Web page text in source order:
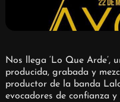
Nos llega ‘Lo Que Arde’,
producida, grabada y
productor de la banda
evocadores de confianza